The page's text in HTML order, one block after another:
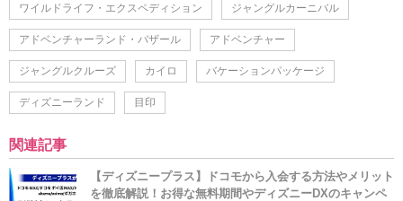
ワイルドライフ・エクスペディション ジャングルカーニバル
アドベンチャーランド・バザール アドベンチャー
ジャングルクルーズ カイロ バケーションパッケージ
ディズニーランド 目印
関連記事
【ディズニープラス】ドコモから入会する方法やメリット
を徹底解説！お得な無料期間やディズニーDXのキャンペ